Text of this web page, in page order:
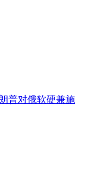
普对俄软硬兼施